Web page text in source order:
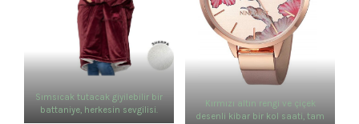
Sımsıcak tutacak giyilebilir bir
battaniye, herkesin sevgilisi.
Kırmızı altın rengi ve çiçek
desenli kibar bir kol saati, tam